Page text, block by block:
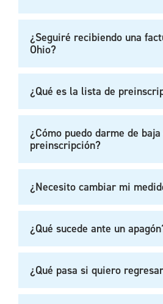
¿Seguiré recibiendo una
Ohio?
¿Qué es la lista de
¿Cómo puedo darme de
preinscripción?
¿Necesito cambiar mi
¿Qué sucede ante un
¿Qué pasa si quiero